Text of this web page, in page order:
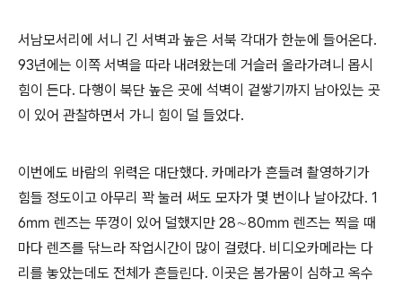
서남모서리에 서니 긴 서벽과 높은 서북 각대가 한눈에 들어온다.
93년에는 이쪽 서벽을 따라 내려왔는데 거슬러 올라가려니 몹시
힘이 든다. 다행이 북단 높은 곳에 석벽이 겉쌓기까지 남아있는 곳
이 있어 관찰하면서 가니 힘이 덜 들었다.
이번에도 바람의 위력은 대단했다. 카메라가 흔들려 촬영하기가
힘들 정도이고 아무리 꽉 눌러 써도 모자가 몇 번이나 날아갔다. 1
6㎜ 렌즈는 뚜껑이 있어 덜했지만 28∼80㎜ 렌즈는 찍을 때
마다 렌즈를 닦느라 작업시간이 많이 걸렸다. 비디오카메라는 다
리를 놓았는데도 전체가 흔들린다. 이곳은 봄가뭄이 심하고 옥수